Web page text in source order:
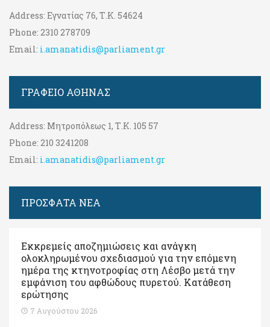
Address: Εγνατίας 76, Τ.Κ. 54624
Phone: 2310 278709
Email: i.amanatidis@parliament.gr
ΓΡΑΦΕΊΟ ΑΘΉΝΑΣ
Address: Μητροπόλεως 1, Τ.Κ. 105 57
Phone: 210 3241208
Email: i.amanatidis@parliament.gr
ΠΡΟΣΦΑΤΑ ΝΕΑ
Εκκρεμείς αποζημιώσεις και ανάγκη
ολοκληρωμένου σχεδιασμού για την επόμενη
ημέρα της κτηνοτροφίας στη Λέσβο μετά την
εμφάνιση του αφθώδους πυρετού. Kατάθεση
ερώτησης
7 Αυγούστου 2026